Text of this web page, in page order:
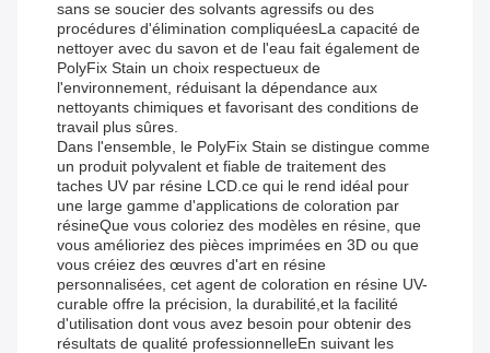
sans se soucier des solvants agressifs ou des
procédures d'élimination compliquéesLa capacité de
nettoyer avec du savon et de l'eau fait également de
PolyFix Stain un choix respectueux de
l'environnement, réduisant la dépendance aux
nettoyants chimiques et favorisant des conditions de
travail plus sûres.
Dans l'ensemble, le PolyFix Stain se distingue comme
un produit polyvalent et fiable de traitement des
taches UV par résine LCD.ce qui le rend idéal pour
une large gamme d'applications de coloration par
résineQue vous coloriez des modèles en résine, que
vous amélioriez des pièces imprimées en 3D ou que
vous créiez des œuvres d'art en résine
personnalisées, cet agent de coloration en résine UV-
curable offre la précision, la durabilité,et la facilité
d'utilisation dont vous avez besoin pour obtenir des
résultats de qualité professionnelleEn suivant les